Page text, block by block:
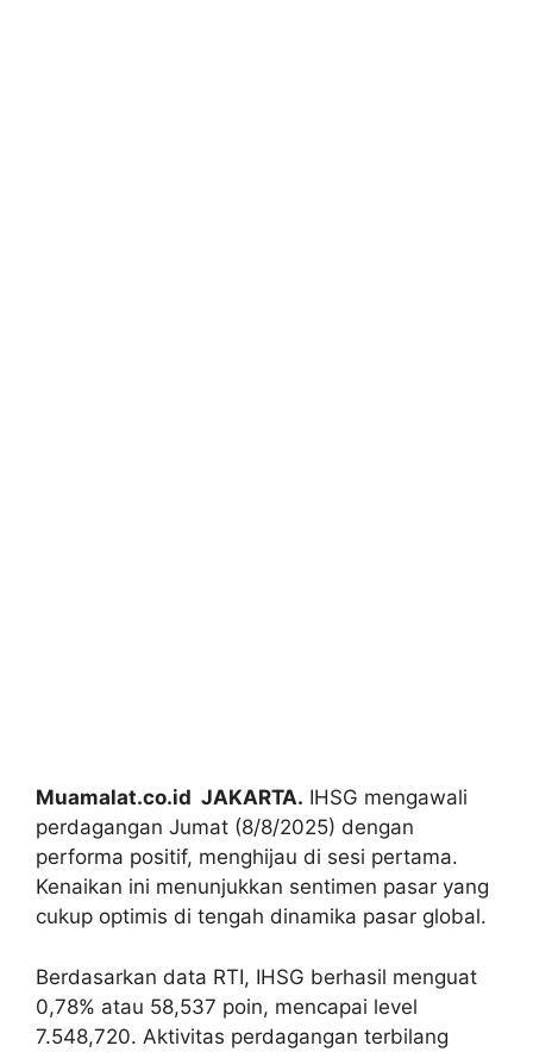
Muamalat.co.id JAKARTA. IHSG mengawali
perdagangan Jumat (8/8/2025) dengan
performa positif, menghijau di sesi pertama.
Kenaikan ini menunjukkan sentimen pasar yang
cukup optimis di tengah dinamika pasar global.
Berdasarkan data RTI, IHSG berhasil menguat
0,78% atau 58,537 poin, mencapai level
7.548,720. Aktivitas perdagangan terbilang